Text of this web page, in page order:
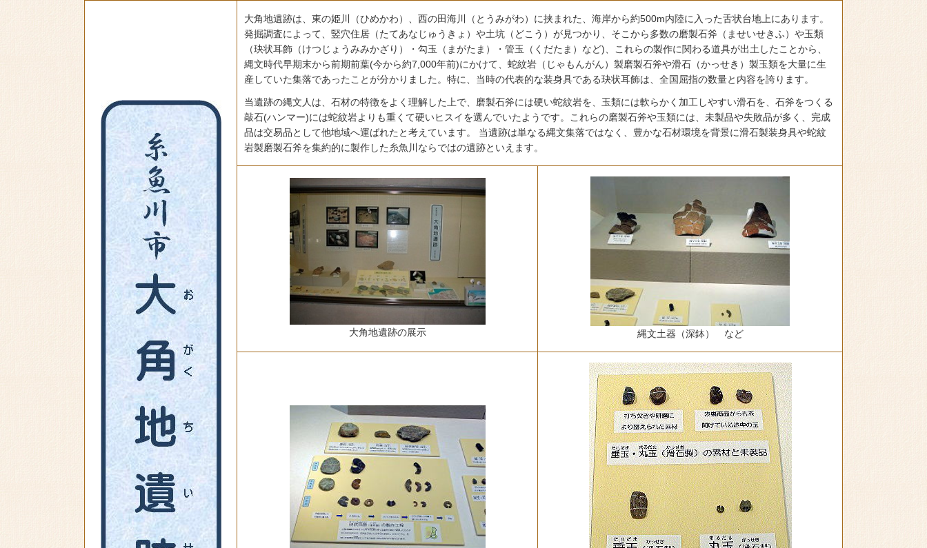
大角地遺跡は、東の姫川（ひめかわ）、西の田海川（とうみがわ）に挟まれた、海岸から約500m内陸に入った舌状台地上にあります。
発掘調査によって、竪穴住居（たてあなじゅうきょ）や土坑（どこう）が見つかり、そこから多数の磨製石斧（ませいせきふ）や玉類
（玦状耳飾（けつじょうみみかざり）・勾玉（まがたま）・管玉（くだたま）など)、これらの製作に関わる道具が出土したことから、
縄文時代早期末から前期前葉(今から約7,000年前)にかけて、蛇紋岩（じゃもんがん）製磨製石斧や滑石（かっせき）製玉類を大量に生
産していた集落であったことが分かりました。特に、当時の代表的な装身具である玦状耳飾は、全国屈指の数量と内容を誇ります。
当遺跡の縄文人は、石材の特徴をよく理解した上で、磨製石斧には硬い蛇紋岩を、玉類には軟らかく加工しやすい滑石を、石斧をつくる
敲石(ハンマー)には蛇紋岩よりも重くて硬いヒスイを選んでいたようです。これらの磨製石斧や玉類には、未製品や失敗品が多く、完成
品は交易品として他地域へ運ばれたと考えています。 当遺跡は単なる縄文集落ではなく、豊かな石材環境を背景に滑石製装身具や蛇紋
岩製磨製石斧を集約的に製作した糸魚川ならではの遺跡といえます。
大角地遺跡の展示 縄文土器（深鉢） など